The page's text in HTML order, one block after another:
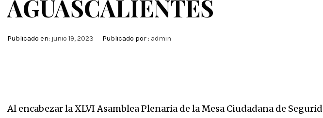
AGUASCALIENTES
Publicado en: junio 19, 2023 Publicado por : admin
Al encabezar la XLVI Asamblea Plenaria de la Mesa Ciudadana de